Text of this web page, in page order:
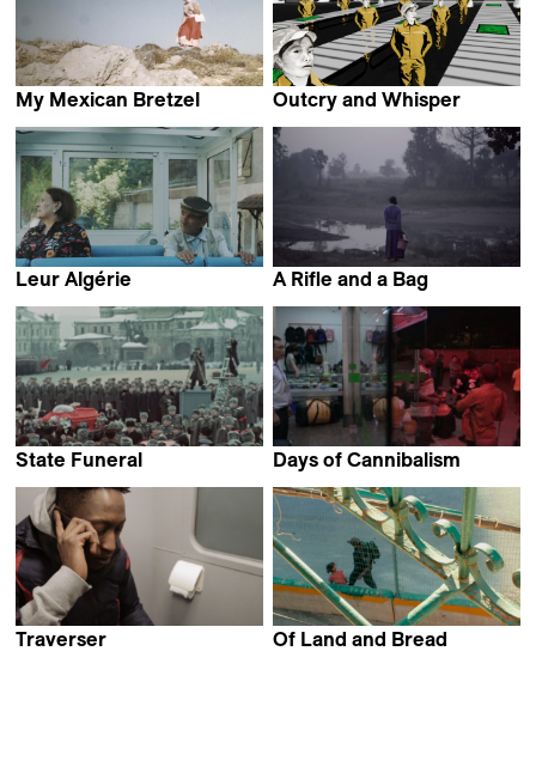
My Mexican Bretzel
Outcry and Whisper
Trish McAdam
Leur Algérie
A Rifle and a Bag
& Isabella Rinaldi
State Funeral
Days of Cannibalism
Traverser
Of Land and Bread